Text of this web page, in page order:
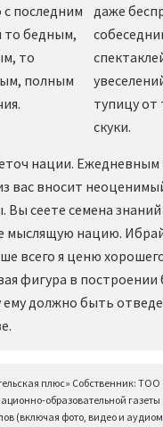
с последним
то бедным,
то
полным
даже
тупицу от
скуки.
нации.
вас вносит
Вы сеете семена
мыслящую нацию.
всего я ценю
фигура в построении
должно быть
плюс» Собственник: ТОО
образовательной газеты
(включая фото, видео и